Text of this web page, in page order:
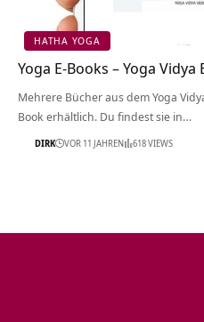
HATHA YOGA
Yoga E-Books – Yoga
Mehrere Bücher aus dem Yoga
Book erhältlich. Du findest sie in…
DIRK VOR 11 JAHREN 618 VIEWS